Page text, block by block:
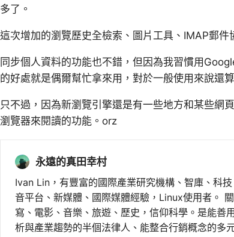
多了。
這次增加的瀏覽歷史全檢索、圖片工具、IMAP郵件
同步個人資料的功能也不錯，但因為我習慣用
的好處就是偶爾幫忙拿來用，對於一般使用來說還
只不過，因為新瀏覽引擎還是有一些地方和某些網
瀏覽器來閱讀的功能。orz
永遠的真田幸村
Ivan Lin，有豐富的國際產業研究機構、智庫、科
音平台、新媒體、國際媒體經驗，Linux使用者。
寫、電影、音樂、旅遊、歷史，信仰科學。是能善
析與產業趨勢的半個法律人、能整合行銷概念的多